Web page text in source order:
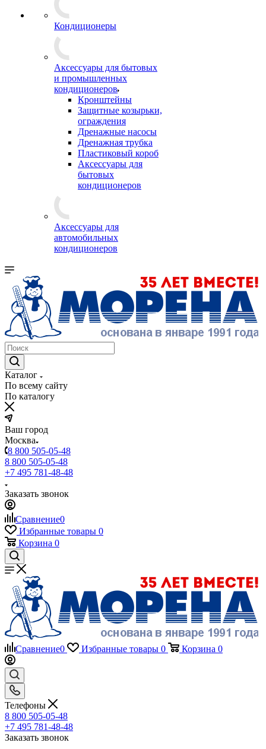
Кондиционеры
Аксессуары для бытовых
и промышленных
кондиционеров
Кронштейны
Защитные козырьки,
ограждения
Дренажные насосы
Дренажная трубка
Пластиковый короб
Аксессуары для
бытовых
кондиционеров
Аксессуары для
автомобильных
кондиционеров
Каталог
По всему сайту
По каталогу
Ваш город
Москва
8 800 505-05-48
8 800 505-05-48
+7 495 781-48-48
Заказать звонок
Сравнение0
Избранные товары 0
Корзина 0
Сравнение0 Избранные товары 0 Корзина 0
Телефоны
8 800 505-05-48
+7 495 781-48-48
Заказать звонок